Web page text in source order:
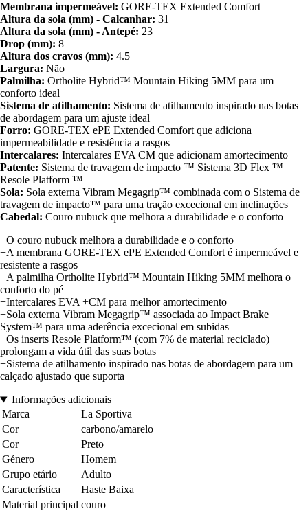
Membrana impermeável: GORE-TEX Extended Comfort
Altura da sola (mm) - Calcanhar: 31
Altura da sola (mm) - Antepé: 23
Drop (mm): 8
Altura dos cravos (mm): 4.5
Largura: Não
Palmilha: Ortholite Hybrid™ Mountain Hiking 5MM para um
conforto ideal
Sistema de atilhamento: Sistema de atilhamento inspirado nas botas
de abordagem para um ajuste ideal
Forro: GORE-TEX ePE Extended Comfort que adiciona
impermeabilidade e resistência a rasgos
Intercalares: Intercalares EVA CM que adicionam amortecimento
Patente: Sistema de travagem de impacto ™ Sistema 3D Flex ™
Resole Platform ™
Sola: Sola externa Vibram Megagrip™ combinada com o Sistema de
travagem de impacto™ para uma tração excecional em inclinações
Cabedal: Couro nubuck que melhora a durabilidade e o conforto
+O couro nubuck melhora a durabilidade e o conforto
+A membrana GORE-TEX ePE Extended Comfort é impermeável e
resistente a rasgos
+A palmilha Ortholite Hybrid™ Mountain Hiking 5MM melhora o
conforto do pé
+Intercalares EVA +CM para melhor amortecimento
+Sola externa Vibram Megagrip™ associada ao Impact Brake
System™ para uma aderência excecional em subidas
+Os inserts Resole Platform™ (com 7% de material reciclado)
prolongam a vida útil das suas botas
+Sistema de atilhamento inspirado nas botas de abordagem para um
calçado ajustado que suporta
Informações adicionais
Marca
La Sportiva
Cor
carbono/amarelo
Cor
Preto
Género
Homem
Grupo etário
Adulto
Característica
Haste Baixa
Material principal couro